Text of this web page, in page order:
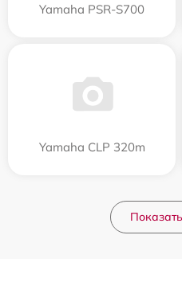
Yamaha PSR-S700
Yamaha CLP 320m